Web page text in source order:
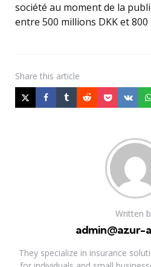
société au moment de la
entre 500 millions DKK et 800
Share this article
Written
admin@azur-
They specialize in insurance